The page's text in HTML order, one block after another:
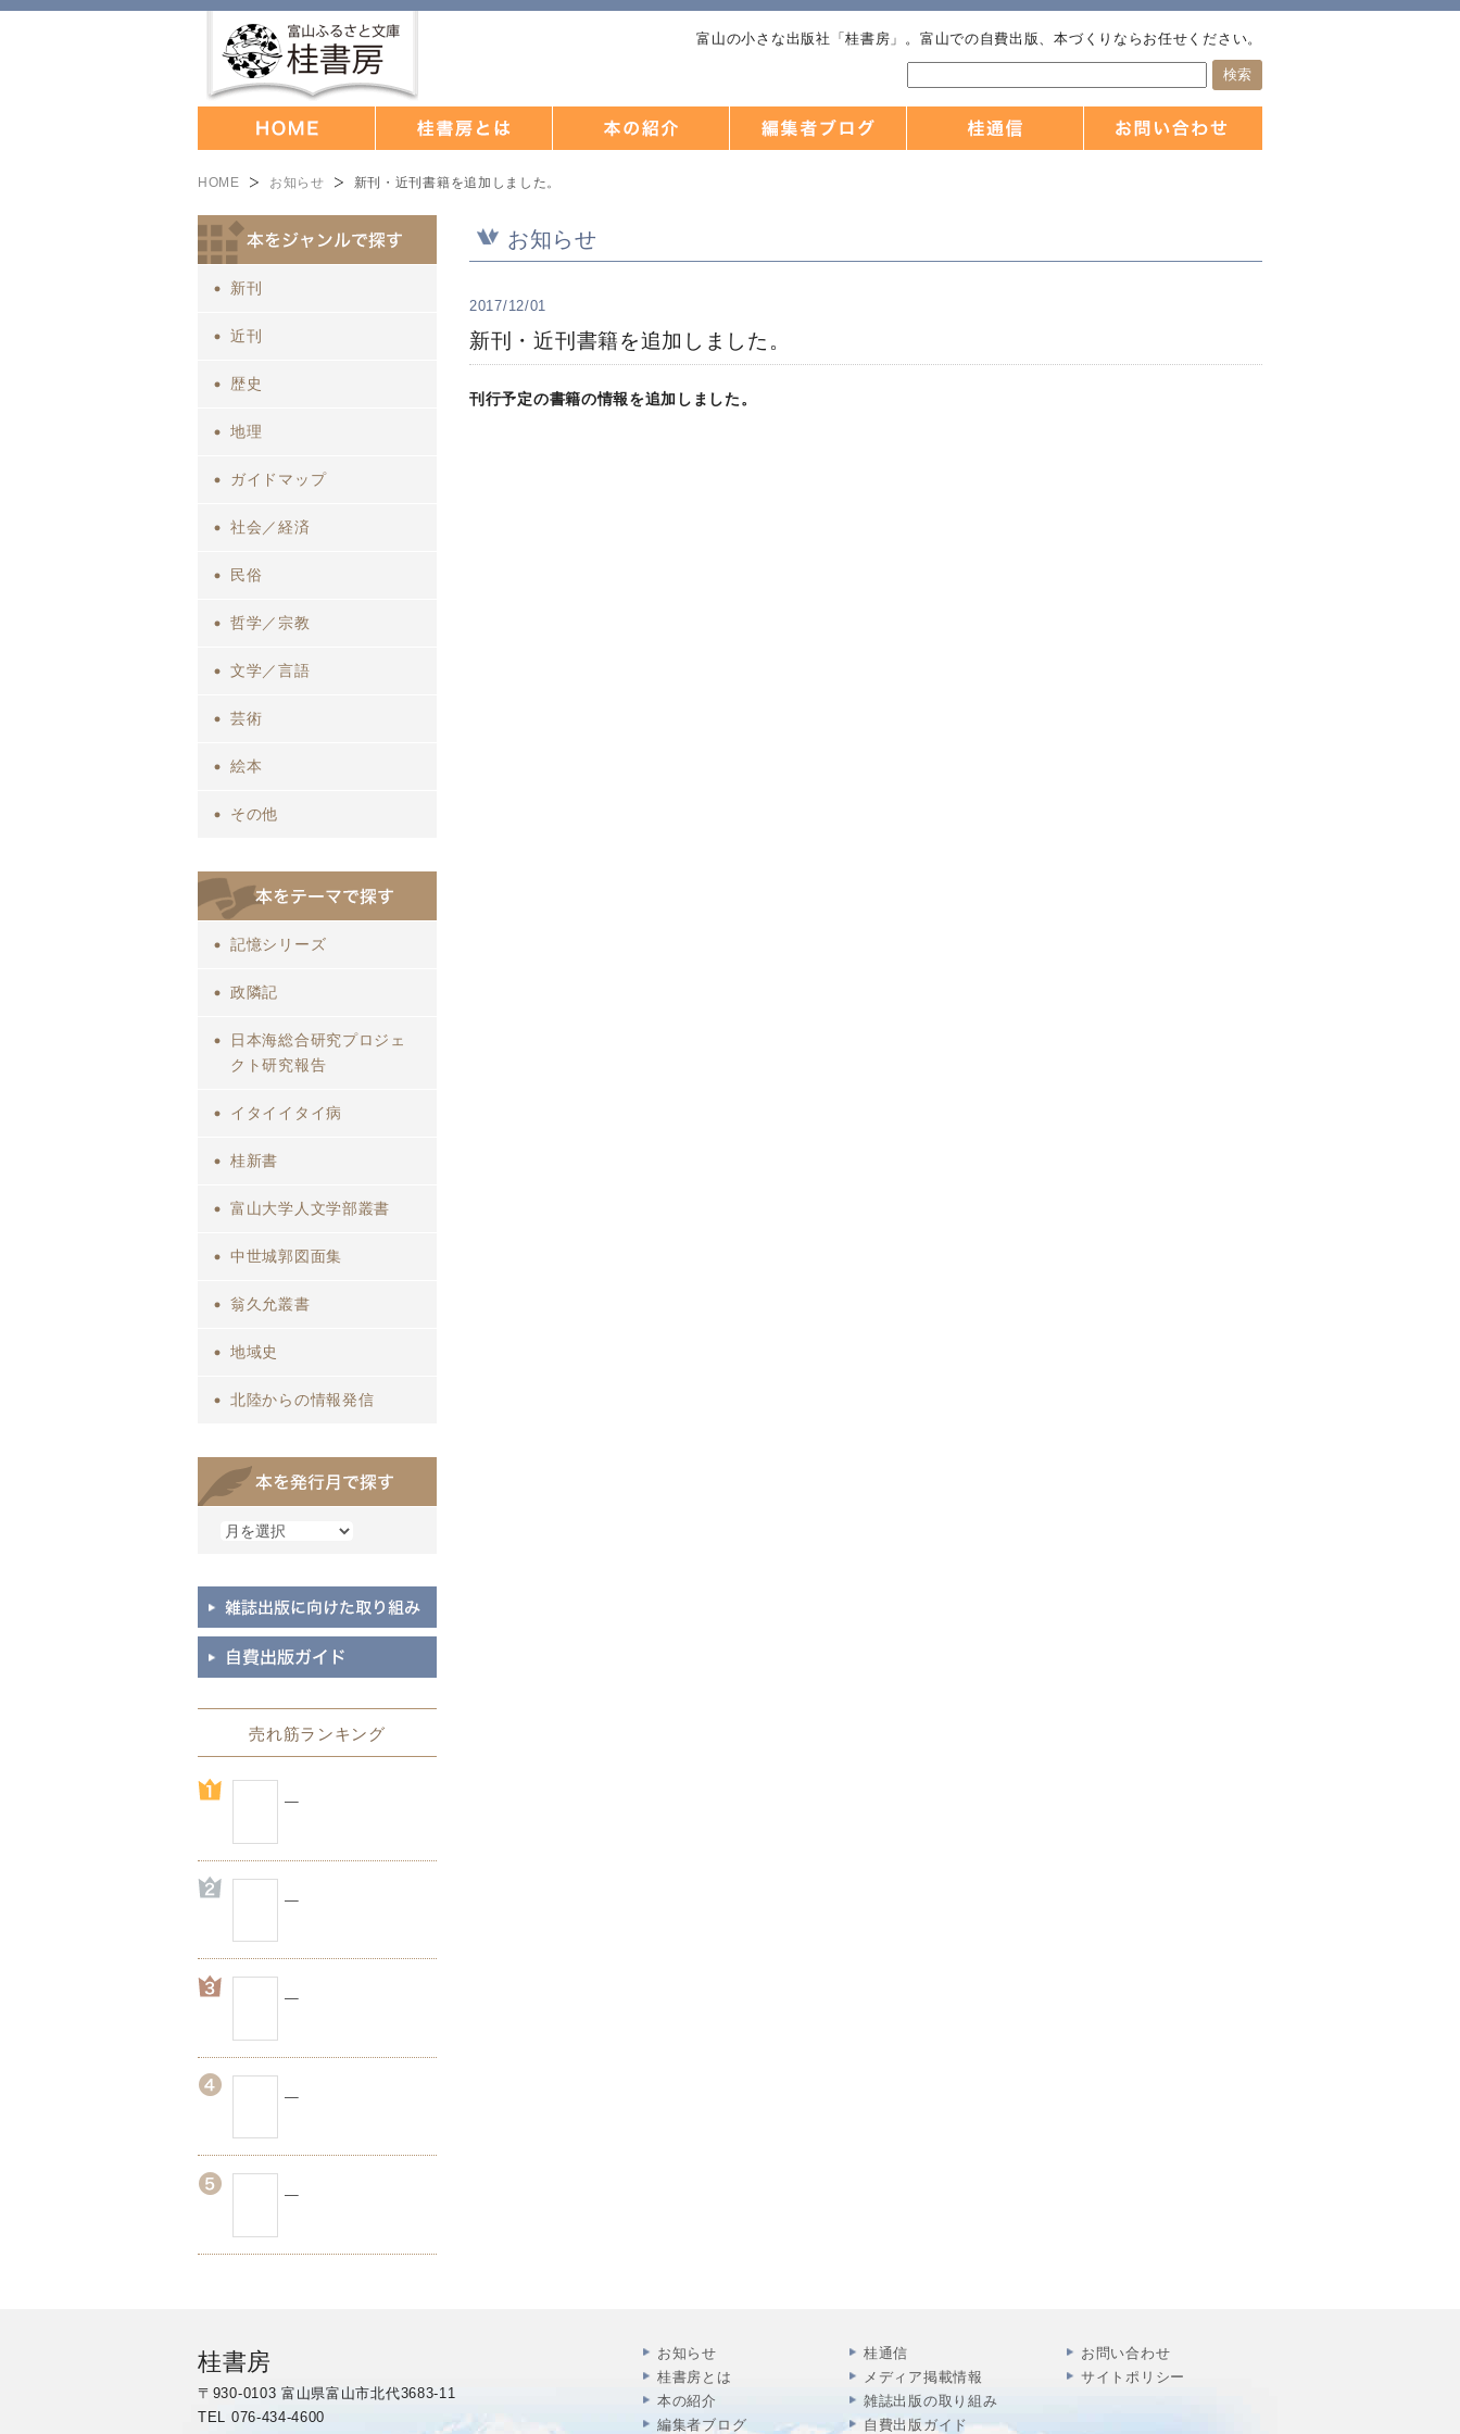
富山の小さな出版社「桂書房」。富山での自費出版、本づくりならお任せください。
HOME お知らせ 新刊・近刊書籍を追加しました。
お知らせ
2017/12/01
新刊・近刊書籍を追加しました。
刊行予定の書籍の情報を追加しました。
新刊
近刊
歴史
地理
ガイドマップ
社会／経済
民俗
哲学／宗教
文学／言語
芸術
絵本
その他
記憶シリーズ
政隣記
日本海総合研究プロジェ
クト研究報告
イタイイタイ病
桂新書
富山大学人文学部叢書
中世城郭図面集
翁久允叢書
地域史
北陸からの情報発信
売れ筋ランキング
桂書房
〒930-0103 富山県富山市北代3683-11
TEL 076-434-4600
お知らせ
桂書房とは
本の紹介
編集者ブログ
桂通信
メディア掲載情報
雑誌出版の取り組み
自費出版ガイド
お問い合わせ
サイトポリシー